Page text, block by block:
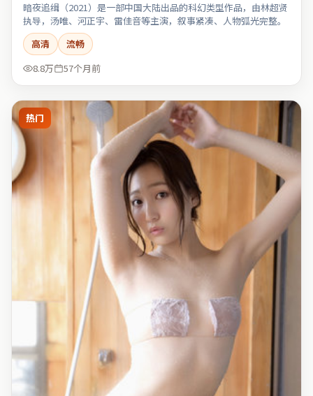
暗夜追缉（2021）是一部中国大陆出品的科幻类型作品，由林超贤
执导，汤唯、河正宇、雷佳音等主演，叙事紧凑、人物弧光完整。
高清
流畅
8.8万
57个月前
热门